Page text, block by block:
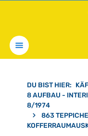
DU BIST HIER:
8 AUFBAU -
/1974
863